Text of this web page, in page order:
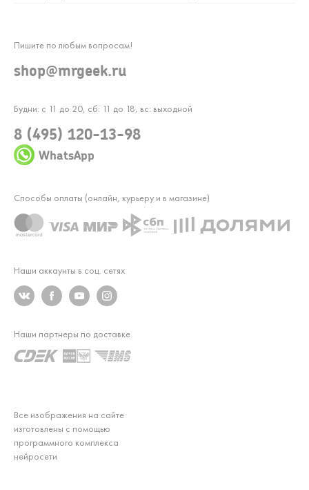
Будни: с 11 до 20, сб: 11 до 18, вс: выходной
8 (495) 120-13-98
WhatsApp
Пишите по любым вопросам!
shop@mrgeek.ru
Наши аккаунты в соц. сетях
Все изображения на сайте
изготовлены с помощью
программного комплекса
нейросети
Способы оплаты (онлайн, курьеру и в магазине)
Наши партнеры по доставке